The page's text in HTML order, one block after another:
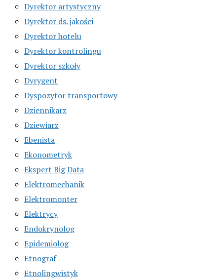
Dyrektor artystyczny
Dyrektor ds. jakości
Dyrektor hotelu
Dyrektor kontrolingu
Dyrektor szkoły
Dyrygent
Dyspozytor transportowy
Dziennikarz
Dziewiarz
Ebenista
Ekonometryk
Ekspert Big Data
Elektromechanik
Elektromonter
Elektrycy
Endokrynolog
Epidemiolog
Etnograf
Etnolingwistyk